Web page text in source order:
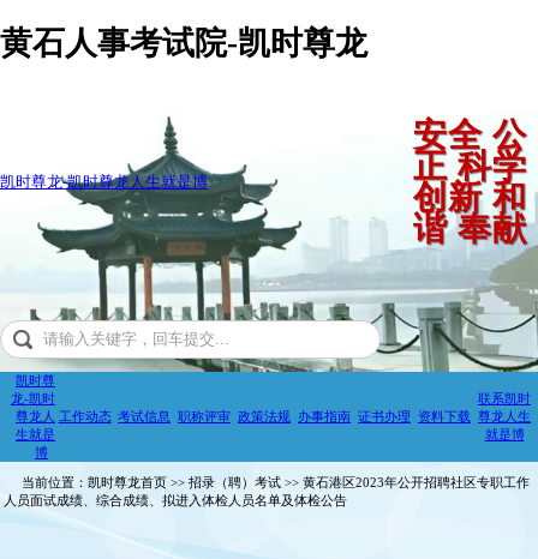
黄石人事考试院-凯时尊龙
凯时尊龙-凯时尊龙人生就是博
安全 公
正 科学
创新 和
谐 奉献
凯时尊
龙-凯时
尊龙人
生就是
博
工作动态 考试信息 职称评审 政策法规 办事指南 证书办理 资料下载
联系凯时
尊龙人生
就是博
当前位置：凯时尊龙首页 >> 招录（聘）考试 >> 黄石港区2023年公开招聘社区专职工作
人员面试成绩、综合成绩、拟进入体检人员名单及体检公告